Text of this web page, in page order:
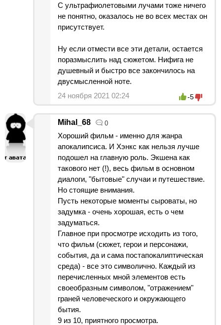
С ультрафиолетовыми лучами тоже ничего
не понятно, оказалось не во всех местах он
присутствует.
Ну если отмести все эти детали, остается
поразмыслить над сюжетом. Нифига не
душевный и быстро все закончилось на
двусмысленной ноте.
24 ноября 2021 02:24
-5
Mihal_68 0
Хороший фильм - именно для жанра
апокалипсиса. И Хэнкс как нельзя лучше
подошел на главную роль. Экшена как
такового нет (!), весь фильм в основном
диалоги, "бытовые" случаи и путешествие.
Но стоящие внимания.
Пусть некоторые моменты сыроваты, но
задумка - очень хорошая, есть о чем
задуматься.
Главное при просмотре исходить из того,
что фильм (сюжет, герои и персонажи,
события, да и сама постапокалиптическая
среда) - все это символично. Каждый из
перечисленных мной элементов есть
своеобразным символом, "отражением"
граней человеческого и окружающего
бытия.
9 из 10, приятного просмотра.